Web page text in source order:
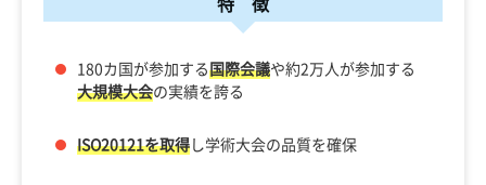
180カ国が参加する国際会議や約2万人が参加する
大規模大会の実績を誇る
ISO20121を取得し学術大会の品質を確保